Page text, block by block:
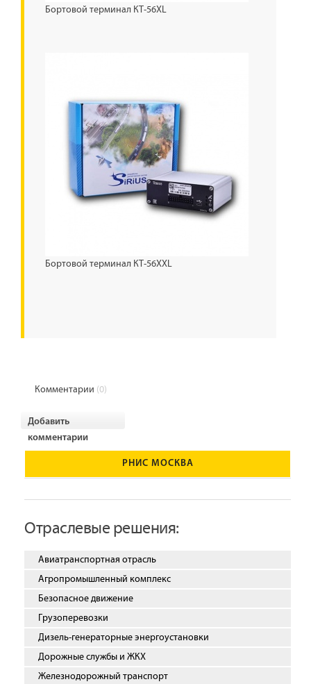
Бортовой терминал КТ-56XL
Бортовой терминал КТ-56XXL
Комментарии (0)
Добавить
комментарии
РНИС МОСКВА
Отраслевые решения:
Авиатранспортная отрасль
Агропромышленный комплекс
Безопасное движение
Грузоперевозки
Дизель-генераторные энергоустановки
Дорожные службы и ЖКХ
Железнодорожный транспорт